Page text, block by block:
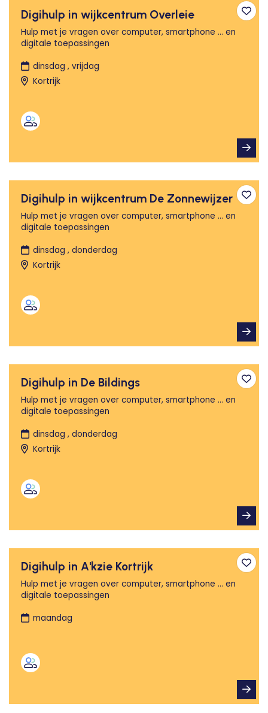
Digihulp in wijkcentrum Overleie
Hulp met je vragen over computer, smartphone ... en
digitale toepassingen
dinsdag , vrijdag
Kortrijk
Digihulp in wijkcentrum De Zonnewijzer
Hulp met je vragen over computer, smartphone ... en
digitale toepassingen
dinsdag , donderdag
Kortrijk
Digihulp in De Bildings
Hulp met je vragen over computer, smartphone ... en
digitale toepassingen
dinsdag , donderdag
Kortrijk
Digihulp in A'kzie Kortrijk
Hulp met je vragen over computer, smartphone ... en
digitale toepassingen
maandag